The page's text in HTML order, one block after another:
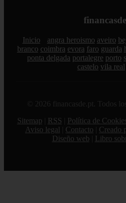
Inicio angra heroismo aveiro
branco coimbra evora faro guarda
ponta delgada portalegre porto
castelo vila real
© 2026 financasde.pt. Todos
Sitemap
RSS Política de
Aviso legal
Contacto
Creado
Diseño web
Libro